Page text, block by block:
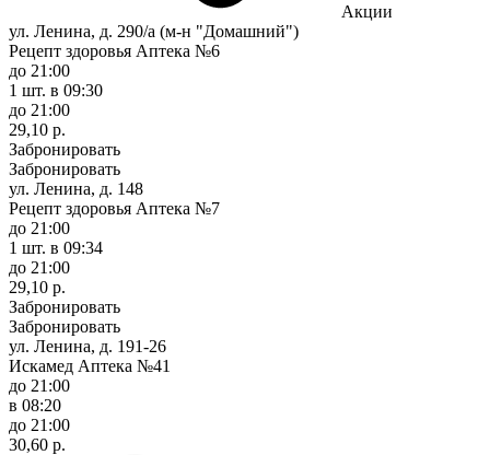
Акции
ул. Ленина, д. 290/а (м-н "Домашний")
Рецепт здоровья Аптека №6
до 21:00
1 шт. в 09:30
до 21:00
29,10 р.
Забронировать
Забронировать
ул. Ленина, д. 148
Рецепт здоровья Аптека №7
до 21:00
1 шт. в 09:34
до 21:00
29,10 р.
Забронировать
Забронировать
ул. Ленина, д. 191-26
Искамед Аптека №41
до 21:00
в 08:20
до 21:00
30,60 р.